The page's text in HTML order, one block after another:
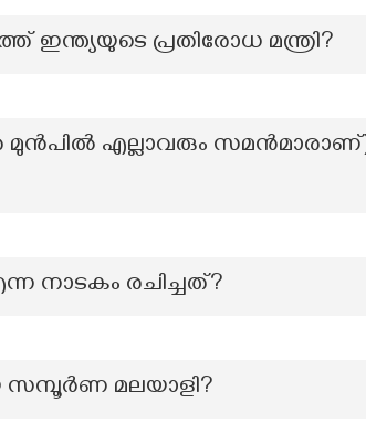
ഇന്ത്യയുടെ പ്രതിരോധ മന്ത്രി?
മുൻപിൽ എല്ലാവരും
നാടകം രചിച്ചത്?
സമ്പൂർണ മലയാളി?